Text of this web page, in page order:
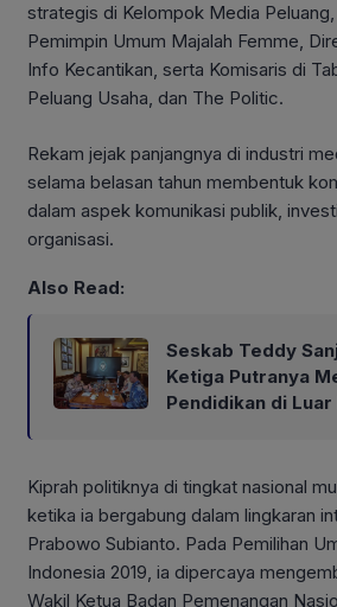
strategis di Kelompok Media
Pemimpin Umum Majalah Femme,
Info Kecantikan, serta Komisaris di
Peluang Usaha, dan The Politic.
Rekam jejak panjangnya di industri
selama belasan tahun membentuk
dalam aspek komunikasi publik,
organisasi.
Also Read:
Seskab Teddy
Ketiga Putranya
Pendidikan di
Kiprah politiknya di tingkat nasional
ketika ia bergabung dalam lingkaran
Prabowo Subianto. Pada Pemilihan
Indonesia 2019, ia dipercaya
Wakil Ketua Badan Pemenangan